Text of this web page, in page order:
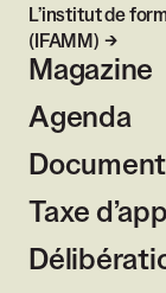
Magazine
Agenda
Taxe
L’institut de
(IFAMM)